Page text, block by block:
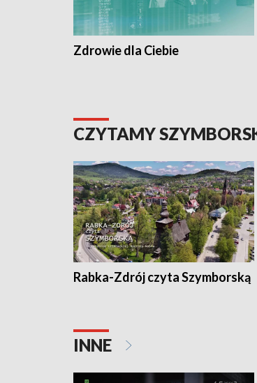
Zdrowie dla Ciebie
CZYTAMY
Rabka-Zdrój czyta Szymborską
INNE